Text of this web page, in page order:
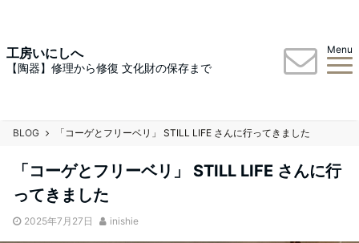
工房いにしへ
【陶器】修理から修復 文化財の保存まで
Menu
BLOG 「コーゲとフリーベリ」 STILL LIFE さんに行ってきました
「コーゲとフリーベリ」 STILL LIFE さんに行
ってきました
2025年7月27日 inishie